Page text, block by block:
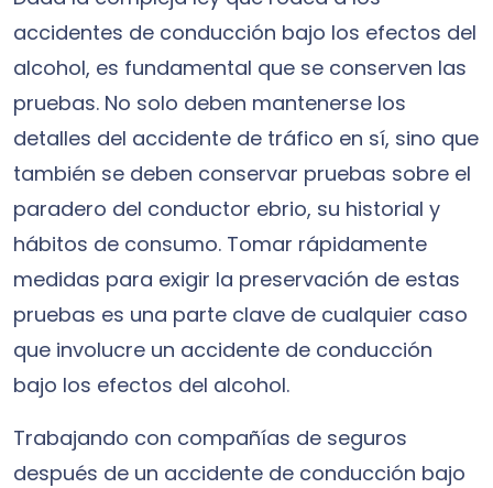
accidentes de conducción bajo los efectos del
alcohol, es fundamental que se conserven las
pruebas. No solo deben mantenerse los
detalles del accidente de tráfico en sí, sino que
también se deben conservar pruebas sobre el
paradero del conductor ebrio, su historial y
hábitos de consumo. Tomar rápidamente
medidas para exigir la preservación de estas
pruebas es una parte clave de cualquier caso
que involucre un accidente de conducción
bajo los efectos del alcohol.
Trabajando con compañías de seguros
después de un accidente de conducción bajo